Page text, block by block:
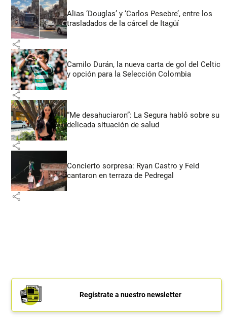
Alias ‘Douglas’ y ‘Carlos Pesebre’, entre los
trasladados de la cárcel de Itagüí
share
Camilo Durán, la nueva carta de gol del Celtic
y opción para la Selección Colombia
share
“Me desahuciaron”: La Segura habló sobre su
delicada situación de salud
share
Concierto sorpresa: Ryan Castro y Feid
cantaron en terraza de Pedregal
share
Regístrate a nuestro newsletter